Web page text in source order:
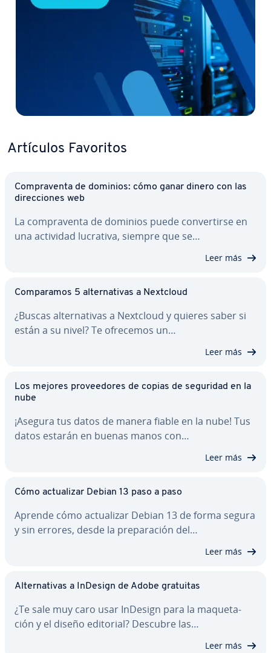
Artículos Favoritos
Co­m­pra­ve­n­ta de dominios: cómo ganar dinero con las
di­re­c­cio­nes web
La co­m­pra­ve­n­ta de dominios puede co­n­ve­r­ti­r­se en
una actividad lucrativa, siempre que se…
Leer más
Co­m­pa­ra­mos 5 al­te­r­na­ti­vas a Nextcloud
¿Buscas al­te­r­na­ti­vas a Nextcloud y quieres saber si
están a su nivel? Te ofrecemos un…
Leer más
Los mejores pro­vee­do­res de copias de seguridad en la
nube
¡Asegura tus datos de manera fiable en la nube! Tus
datos estarán en buenas manos con…
Leer más
Cómo ac­tua­li­zar Debian 13 paso a paso
Aprende cómo ac­tua­li­zar Debian 13 de forma segura
y sin errores, desde la pre­pa­ra­ción del…
Leer más
Al­te­r­na­ti­vas a InDesign de Adobe gratuitas
¿Te sale muy caro usar InDesign para la ma­que­ta­
ción y el diseño editorial? Descubre las…
Leer más